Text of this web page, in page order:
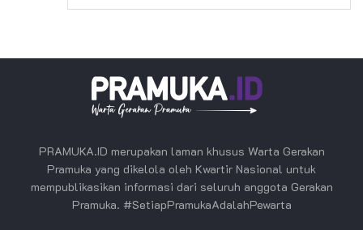
PRAMUKA.ID merupakan laman khusus Warta Gerakan
Pramuka yang dikelola oleh Kwartir Nasional untuk
mempublikasikan informasi dari seluruh anggota Gerakan
Pramuka. #SetiapPramukaAdalahPewarta